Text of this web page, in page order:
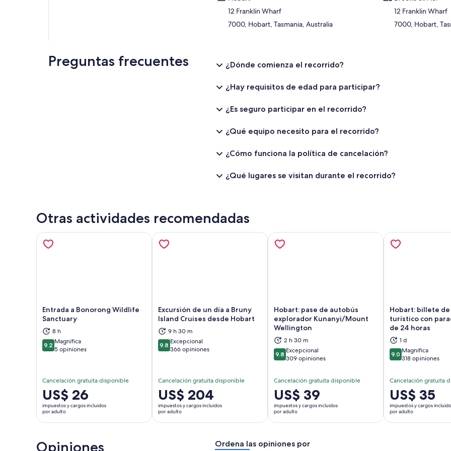
12 Franklin Wharf
7000, Hobart, Tasmania, Australia
12 Franklin Wharf
7000, Hobart,
Preguntas frecuentes ¿Dónde comienza el recorrido?
¿Hay requisitos de edad para participar?
¿Es seguro participar en el recorrido?
¿Qué equipo necesito para el recorrido?
¿Cómo funciona la política de cancelación?
¿Qué lugares se visitan durante el recorrido?
Otras actividades recomendadas
Entrada a Bonorong Wildlife
Sanctuary
8 h
9.29.2 de 10
Magnífica
5 opiniones
Cancelación gratuita disponible
El
precio
es
de
por
US$ 26
impuestos y cargos incluidos
por adulto
Se abrirá en una nueva pestaña
Excursión de un día a Bruny
Island Cruises desde Hobart
9 h 30 m
9.89.8 de 10
Excepcional
366 opiniones
Cancelación gratuita disponible
El
precio
es
de
US$ 204
impuestos y cargos incluidos
por adulto
Se abrirá en una nueva pestaña
Hobart: pase de autobús
explorador Kunanyi/Mount
Wellington
2 h 30 m
9.89.8 de 10
Excepcional
309 opiniones
Cancelación gratuita disponible
El
precio
es
de
por
US$ 39
impuestos y cargos incluidos
por adulto
Se abrirá en una nueva pestaña
Hobart: billete
turístico con
de 24 horas
1 d
9.09.0 de 10
Magnífica
318 opiniones
Cancelación gratuita
El
precio
es
de
US$ 35
impuestos y cargos
por adulto
Opiniones Ordena las opiniones por